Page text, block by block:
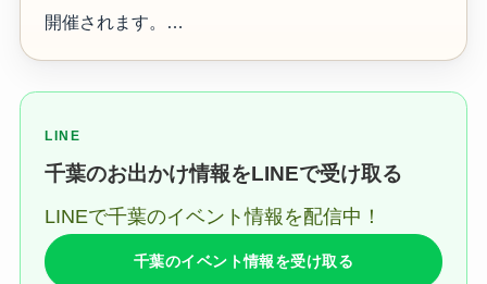
開催されます。…
LINE
千葉のお出かけ情報をLINEで受け取る
LINEで千葉のイベント情報を配信中！
千葉のイベント情報を受け取る